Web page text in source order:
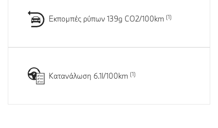
Εκπομπές ρύπων 139g CO2/100km
Κατανάλωση 6.1l/100km